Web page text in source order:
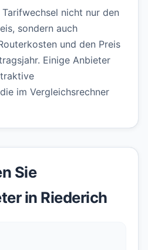
nicht nur den
sondern auch
und den Preis
Einige Anbieter
im Vergleichsrechner
Sie
in Riederich